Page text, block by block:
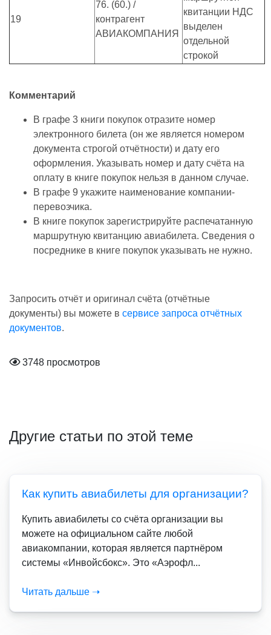
19
76. (60.) /
контрагент
АВИАКОМПАНИЯ
квитанции НДС
выделен
отдельной
строкой
Комментарий
В графе 3 книги покупок отразите номер
электронного билета (он же является номером
документа строгой отчётности) и дату его
оформления. Указывать номер и дату счёта на
оплату в книге покупок нельзя в данном случае.
В графе 9 укажите наименование компании-
перевозчика.
В книге покупок зарегистрируйте распечатанную
маршрутную квитанцию авиабилета. Сведения о
посреднике в книге покупок указывать не нужно.
Запросить отчёт и оригинал счёта (отчётные
документы) вы можете в сервисе запроса отчётных
документов.
3748 просмотров
Другие статьи по этой теме
Как купить авиабилеты для организации?
Купить авиабилеты со счёта организации вы
можете на официальном сайте любой
авиакомпании, которая является партнёром
системы «Инвойсбокс». Это «Аэрофл...
Читать дальше ➝